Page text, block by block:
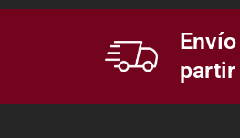
Envío
partir